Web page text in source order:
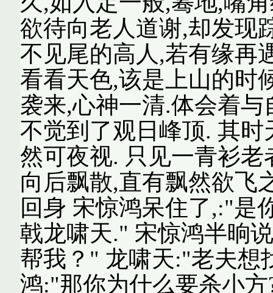
欲待向老人道谢,却发现
不见尾的高人,若有缘再
看看天色,该是上山的时
袭来,心神一清.体会着
不觉到了观日峰顶. 其
然可夜视. 只见一青衫
向后飘散,直有飘然欲飞
回身 宋惊鸿呆住了,:"是
戟龙啸天." 宋惊鸿半晌
帮我？" 龙啸天:"老夫想
鸿:"那你为什么要杀小